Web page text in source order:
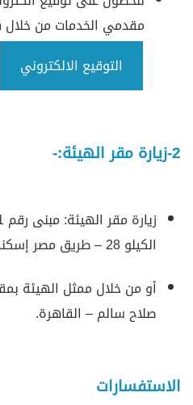
مقدمي الخدمات من خلال
التوقيع الالكتروني
2-زيارة مقر الهيئة:-
الكيلو 28 – طريق مصر إسكندرية الصحراوي – الجيزة.
أو من خلال ممثل الهيئة
صلاح سالم – القاهرة.
الاستفسارات